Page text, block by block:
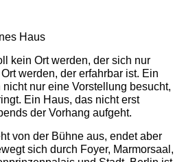
Haus
kein Ort werden, der sich nur
werden, der erfahrbar ist. Ein
nicht nur eine Vorstellung besucht,
Ein Haus, das nicht erst
der Vorhang aufgeht.
von der Bühne aus, endet aber
sich durch Foyer, Marmorsaal,